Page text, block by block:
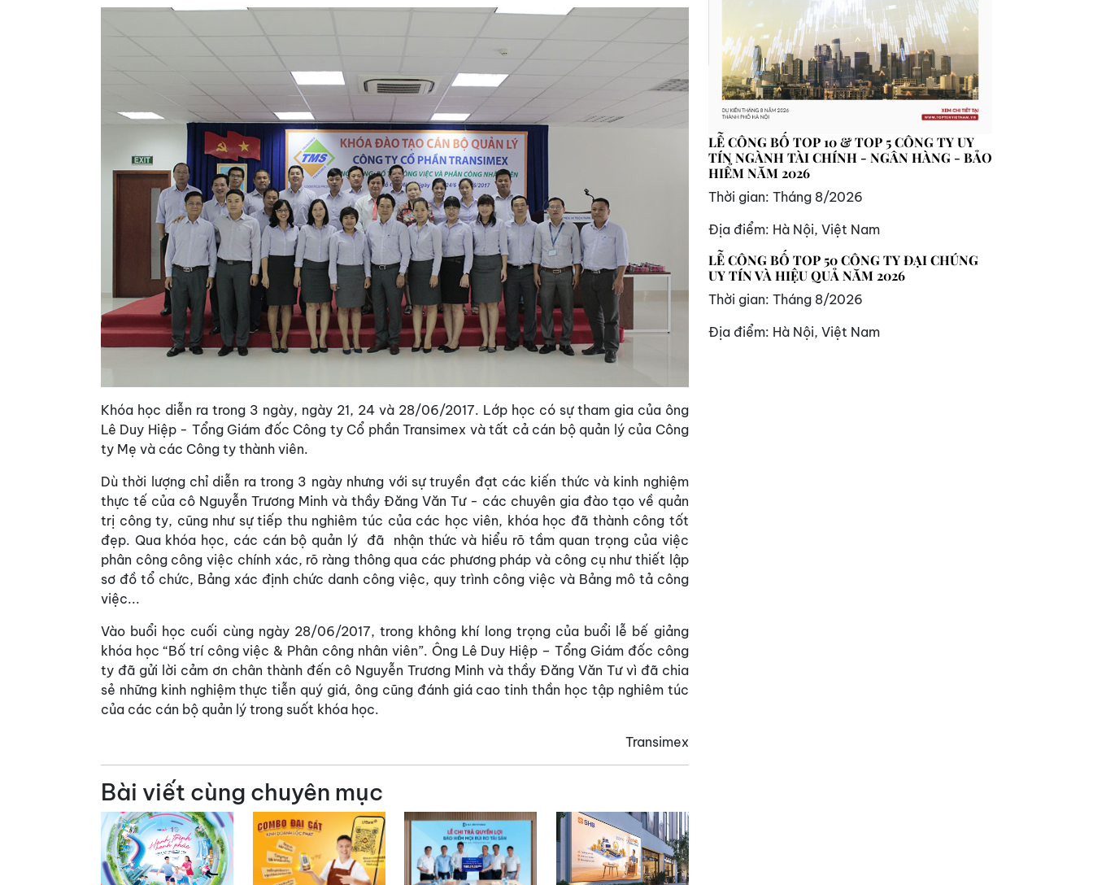
Khóa học diễn ra trong 3 ngày, ngày 21, 24 và 28/06/2017. Lớp học có sự tham gia của ông
Lê Duy Hiệp - Tổng Giám đốc Công ty Cổ phần Transimex và tất cả cán bộ quản lý của Công
ty Mẹ và các Công ty thành viên.
Dù thời lượng chỉ diễn ra trong 3 ngày nhưng với sự truyền đạt các kiến thức và kinh nghiệm
thực tế của cô Nguyễn Trương Minh và thầy Đăng Văn Tư - các chuyên gia đào tạo về quản
trị công ty, cũng như sự tiếp thu nghiêm túc của các học viên, khóa học đã thành công tốt
đẹp. Qua khóa học, các cán bộ quản lý đã nhận thức và hiểu rõ tầm quan trọng của việc
phân công công việc chính xác, rõ ràng thông qua các phương pháp và công cụ như thiết lập
sơ đồ tổ chức, Bảng xác định chức danh công việc, quy trình công việc và Bảng mô tả công
việc...
Vào buổi học cuối cùng ngày 28/06/2017, trong không khí long trọng của buổi lễ bế giảng
khóa học “Bố trí công việc & Phân công nhân viên”. Ông Lê Duy Hiệp – Tổng Giám đốc công
ty đã gửi lời cảm ơn chân thành đến cô Nguyễn Trương Minh và thầy Đăng Văn Tư vì đã chia
sẻ những kinh nghiệm thực tiễn quý giá, ông cũng đánh giá cao tinh thần học tập nghiêm túc
của các cán bộ quản lý trong suốt khóa học.
Transimex
Bài viết cùng chuyên mục
LỄ CÔNG BỐ TOP 10 & TOP 5 CÔNG TY UY
TÍN NGÀNH TÀI CHÍNH - NGÂN HÀNG - BẢO
HIỂM NĂM 2026
Thời gian: Tháng 8/2026
Địa điểm: Hà Nội, Việt Nam
LỄ CÔNG BỐ TOP 50 CÔNG TY ĐẠI CHÚNG
UY TÍN VÀ HIỆU QUẢ NĂM 2026
Thời gian: Tháng 8/2026
Địa điểm: Hà Nội, Việt Nam